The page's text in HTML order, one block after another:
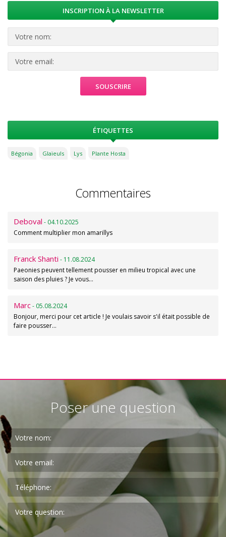
INSCRIPTION À LA NEWSLETTER
ÉTIQUETTES
Bégonia Glaïeuls Lys Plante Hosta
Commentaires
Deboval - 04.10.2025
Comment multiplier mon amarillys
Franck Shanti - 11.08.2024
Paeonies peuvent tellement pousser en milieu tropical avec une
saison des pluies ? Je vous…
Marc- 05.08.2024
Bonjour, merci pour cet article ! Je voulais savoir s'il était possible de
faire pousser…
Poser une question